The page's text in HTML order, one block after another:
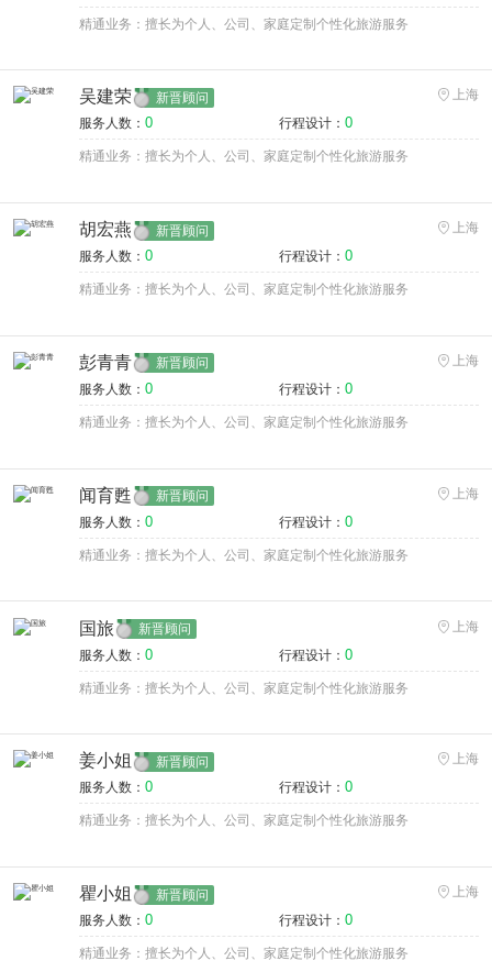
精通业务：擅长为个人、公司、家庭定制个性化旅游服务
吴建荣 新晋顾问
上海
服务人数： 0 行程设计： 0
精通业务：擅长为个人、公司、家庭定制个性化旅游服务
胡宏燕 新晋顾问
上海
服务人数： 0 行程设计： 0
精通业务：擅长为个人、公司、家庭定制个性化旅游服务
彭青青 新晋顾问
上海
服务人数： 0 行程设计： 0
精通业务：擅长为个人、公司、家庭定制个性化旅游服务
闻育甦 新晋顾问
上海
服务人数： 0 行程设计： 0
精通业务：擅长为个人、公司、家庭定制个性化旅游服务
国旅 新晋顾问
上海
服务人数： 0 行程设计： 0
精通业务：擅长为个人、公司、家庭定制个性化旅游服务
姜小姐 新晋顾问
上海
服务人数： 0 行程设计： 0
精通业务：擅长为个人、公司、家庭定制个性化旅游服务
瞿小姐 新晋顾问
上海
服务人数： 0 行程设计： 0
精通业务：擅长为个人、公司、家庭定制个性化旅游服务